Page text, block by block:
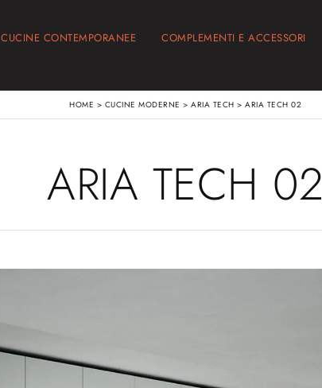
CUCINE CONTEMPORANEE COMPLEMENTI E ACCESSORI
HOME > CUCINE MODERNE > ARIA TECH > ARIA TECH 02
ARIA TECH 02